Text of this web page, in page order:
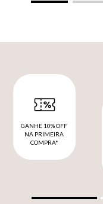
GANHE 10% OFF
NA PRIMEIRA
COMPRA*